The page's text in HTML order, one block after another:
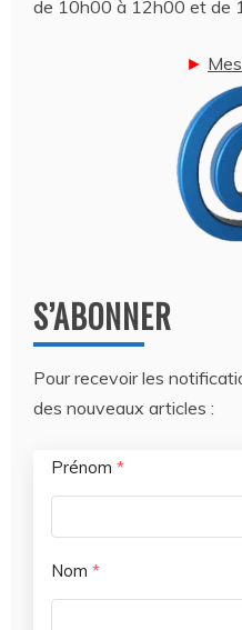
de 10h00 à 12h00 et de
►
S’ABONNER
Pour recevoir les
des nouveaux articles :
Prénom *
Nom *